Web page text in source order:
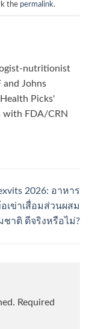
the permalink.
nutritionist
and Johns
Picks'
with FDA/CRN
2026: อาหาร
เข่าเสื่อมส่วนผสม
ชาติ ดีจริงหรือไม่?
Required